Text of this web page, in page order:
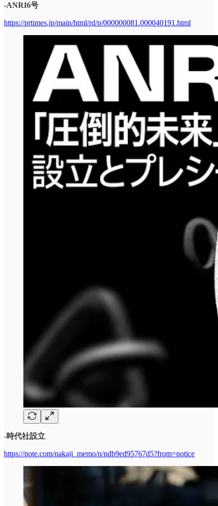
-ANRI6号
https://prtimes.jp/main/html/rd/p/000000081.000040191.html
-時代社設立
https://note.com/nakaji_memo/n/ndb9ed95767d5?from=notice